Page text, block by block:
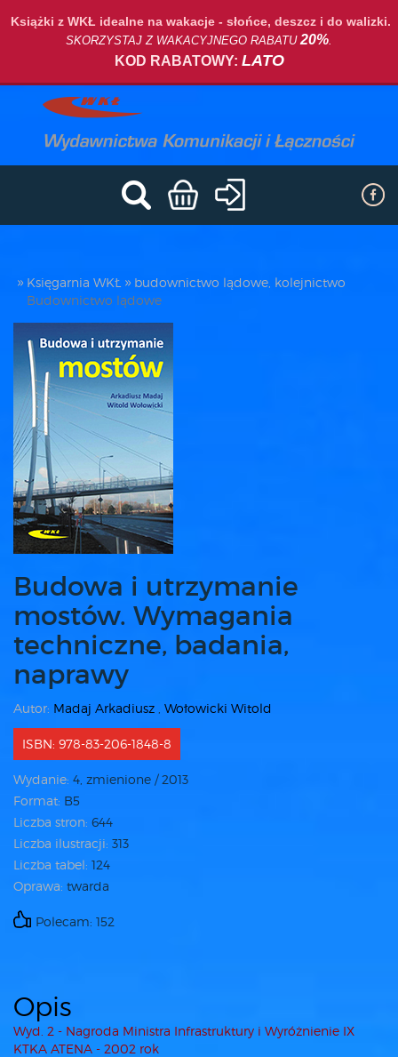
Książki z WKŁ idealne na wakacje - słońce, deszcz i do walizki.
SKORZYSTAJ Z WAKACYJNEGO RABATU20%.
KOD RABATOWY: LATO
Księgarnia WKŁ
budownictwo lądowe, kolejnictwo
Budownictwo lądowe
Budowa i utrzymanie
mostów. Wymagania
techniczne, badania,
naprawy
Autor: Madaj Arkadiusz Wołowicki Witold
ISBN: 978-83-206-1848-8
Wydanie: 4, zmienione / 2013
Format: B5
Liczba stron: 644
Liczba ilustracji: 313
Liczba tabel: 124
Oprawa: twarda
Polecam: 152
Opis
Wyd. 2 - Nagroda Ministra Infrastruktury i Wyróżnienie IX
KTKA ATENA - 2002 rok